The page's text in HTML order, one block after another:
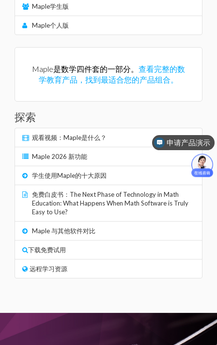
Maple学生版
Maple个人版
Maple是数学四件套的一部分。 查看完整的数
学教育产品，找到最适合您的产品组合。
探索
观看视频：Maple是什么？
Maple 2026 新功能
学生使用Maple的十大原因
免费白皮书：The Next Phase of Technology in Math
Education: What Happens When Math Software is Truly
Easy to Use?
Maple 与其他软件对比
下载免费试用
远程学习资源
申请产品演示